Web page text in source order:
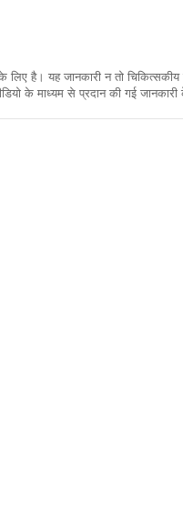
लिए है। यह जानकारी न तो
के माध्यम से प्रदान की गई जानकारी के